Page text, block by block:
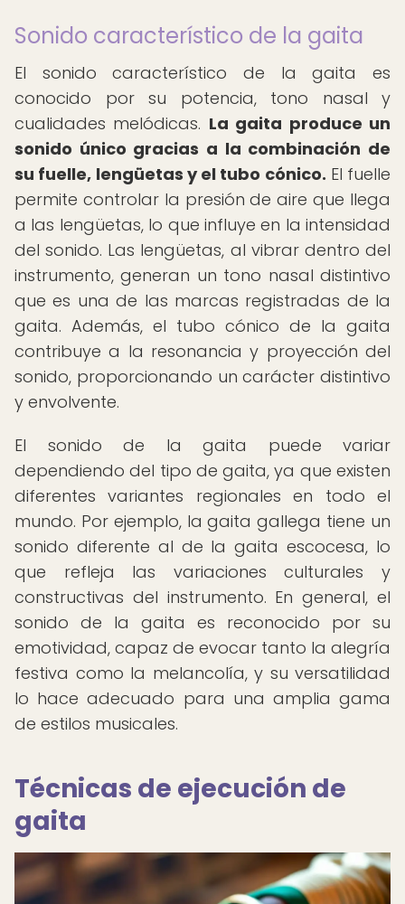
Sonido característico de la gaita
El sonido característico de la gaita es
conocido por su potencia, tono nasal y
cualidades melódicas. La gaita produce un
sonido único gracias a la combinación de
su fuelle, lengüetas y el tubo cónico. El fuelle
permite controlar la presión de aire que llega
a las lengüetas, lo que influye en la intensidad
del sonido. Las lengüetas, al vibrar dentro del
instrumento, generan un tono nasal distintivo
que es una de las marcas registradas de la
gaita. Además, el tubo cónico de la gaita
contribuye a la resonancia y proyección del
sonido, proporcionando un carácter distintivo
y envolvente.
El sonido de la gaita puede variar
dependiendo del tipo de gaita, ya que existen
diferentes variantes regionales en todo el
mundo. Por ejemplo, la gaita gallega tiene un
sonido diferente al de la gaita escocesa, lo
que refleja las variaciones culturales y
constructivas del instrumento. En general, el
sonido de la gaita es reconocido por su
emotividad, capaz de evocar tanto la alegría
festiva como la melancolía, y su versatilidad
lo hace adecuado para una amplia gama
de estilos musicales.
Técnicas de ejecución de
gaita